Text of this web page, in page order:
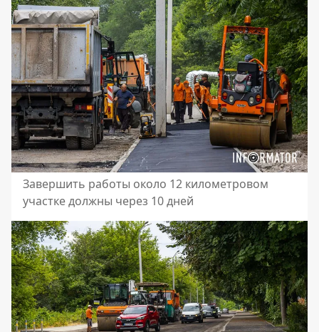
Завершить работы около 12 километровом
участке должны через 10 дней